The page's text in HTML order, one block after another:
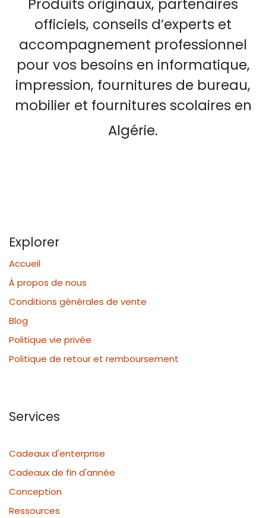
Produits originaux, partenaires
officiels, conseils d’experts et
accompagnement professionnel
pour vos besoins en informatique,
impression, fournitures de bureau,
mobilier et fournitures scolaires en
Algérie.
Explorer
Accueil
À propos de nous
Conditions générales de vente
Blog
Politique vie privée
Politique de retour et remboursement
Services
Cadeaux d'enterprise
Cadeaux de fin d'année
Conception
Ressources